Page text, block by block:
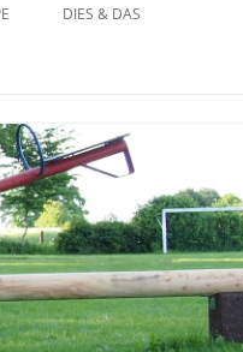
DIES & DAS
NATUR ERLEBEN
UNWETTER IN HOHEHAUS